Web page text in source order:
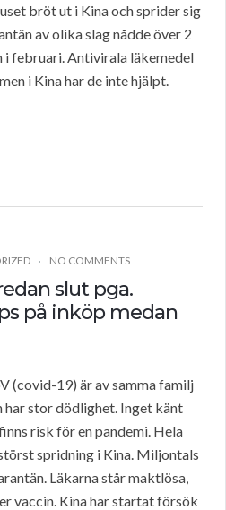
bröt ut i Kina och sprider sig
av olika slag nådde över 2
i februari. Antivirala läkemedel
i Kina har de inte hjälpt.
NO COMMENTS
slut pga.
på inköp medan
(covid-19) är av samma familj
har stor dödlighet. Inget känt
risk för en pandemi. Hela
spridning i Kina. Miljontals
Läkarna står maktlösa,
vaccin. Kina har startat försök